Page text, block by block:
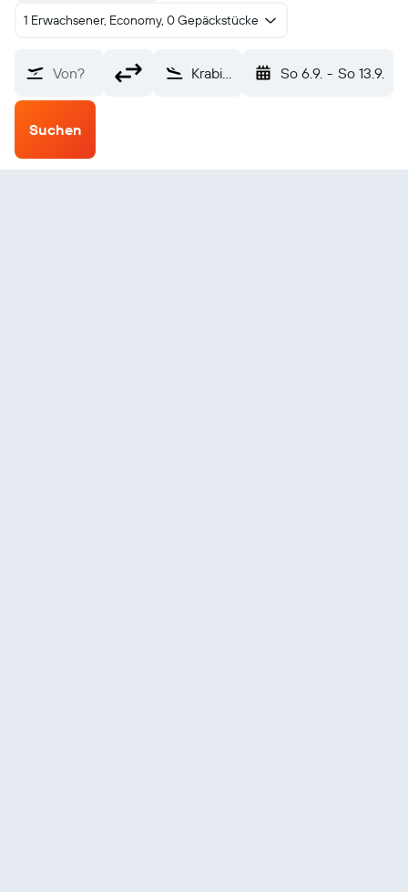
1 Erwachsener, Economy, 0 Gepäckstücke
Von? Krabi (KBV) So 6.9. - So 13.9.
Suchen